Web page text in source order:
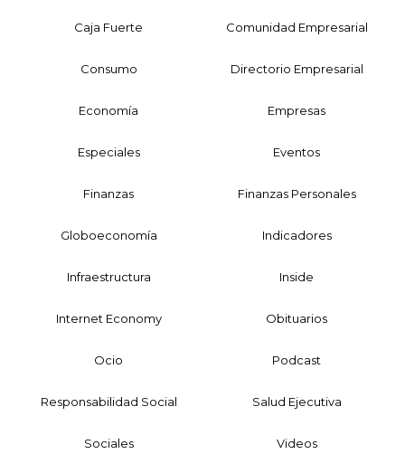
Caja Fuerte Comunidad Empresarial
Consumo Directorio Empresarial
Economía Empresas
Especiales Eventos
Finanzas Finanzas Personales
Globoeconomía Indicadores
Infraestructura Inside
Internet Economy Obituarios
Ocio Podcast
Responsabilidad Social Salud Ejecutiva
Sociales Videos